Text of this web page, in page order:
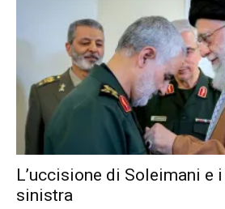
L’uccisione di Soleimani e
sinistra